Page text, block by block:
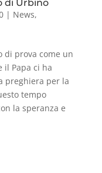
di Urbino
| News,
di prova come un
il Papa ci ha
preghiera per la
tempo
la speranza e